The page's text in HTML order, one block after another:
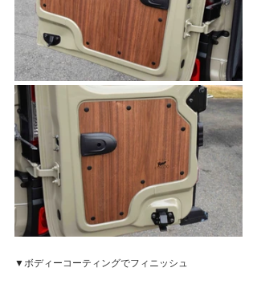
▼ボディーコーティングでフィニッシュ